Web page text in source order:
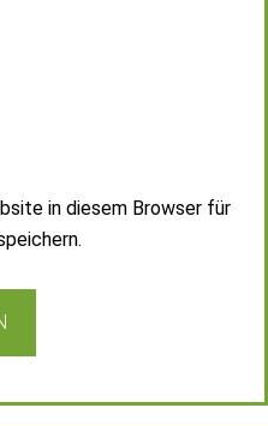
in diesem Browser für